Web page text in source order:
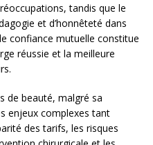
tandis que le
et d’honnêteté dans
confiance mutuelle constitue
réussie et la meilleure
de beauté, malgré sa
enjeux complexes tant
des tarifs, les risques